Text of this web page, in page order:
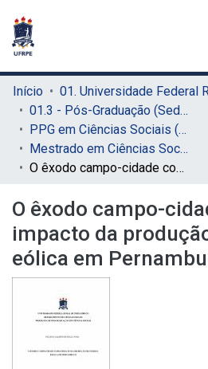
Início
01.3 - Pós-Graduação (Sede)
PPG em Ciências Sociais (SEDE)
Mestrado em Ciências Sociais
O êxodo campo-cidade como impacto da produção de energia eólica em Pernambuco
O êxodo campo-
impacto da
eólica em